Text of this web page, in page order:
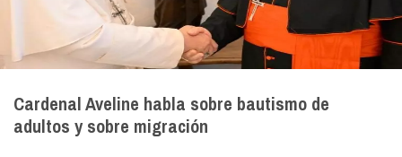
Cardenal Aveline habla sobre bautismo de
adultos y sobre migración